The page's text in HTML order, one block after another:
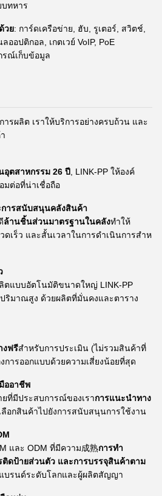
ทหาร
วย: การ์ดเครือข่าย, ฮับ, รูเตอร์, สวิตช์,
ออปติกอล, เกตเวย์ VoIP, PoE
รณ์เก็บข้อมูล
ารผลิต เราให้บริการอย่างครบถ้วน และ
ตสาหกรรม 26 ปี , LINK-PP ให้องค์
มต่อที่น่าเชื่อถือ
การสนับสนุนคลังสินค้า
ล้านชิ้นส่วนมาตรฐานในคลังทําให้
ดเร็ว และสั้นเวลาในการดําเนินการสําห
ตแบบอัตโนมัติขนาดใหญ่ LINK-PP
ริมาณสูง ด้วยผลิตที่มั่นคงและตาราง
งฟรีสําหรับการประเมิน (ไม่รวมสินค้าที่
การออกแบบด้วยความเสี่ยงน้อยที่สุด
ออาชีพ
ที่มีประสบการณ์ของเราการแนะนําทาง
ลือกสินค้าไปยังการสนับสนุนการใช้งาน
และ ODM ที่มีความ成熟การทํา
ติดป้ายส่วนตัว และการบรรจุสินค้าตาม
บรนด์ระดับโลกและผู้ผลิตสัญญา